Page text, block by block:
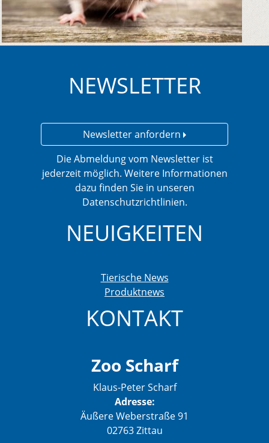
NEWSLETTER
Newsletter anfordern
Die Abmeldung vom Newsletter ist
jederzeit möglich. Weitere Informationen
dazu finden Sie in unseren
Datenschutzrichtlinien.
NEUIGKEITEN
Tierische News
Produktnews
KONTAKT
Zoo Scharf
Klaus-Peter Scharf
Adresse:
Äußere Weberstraße 91
02763 Zittau